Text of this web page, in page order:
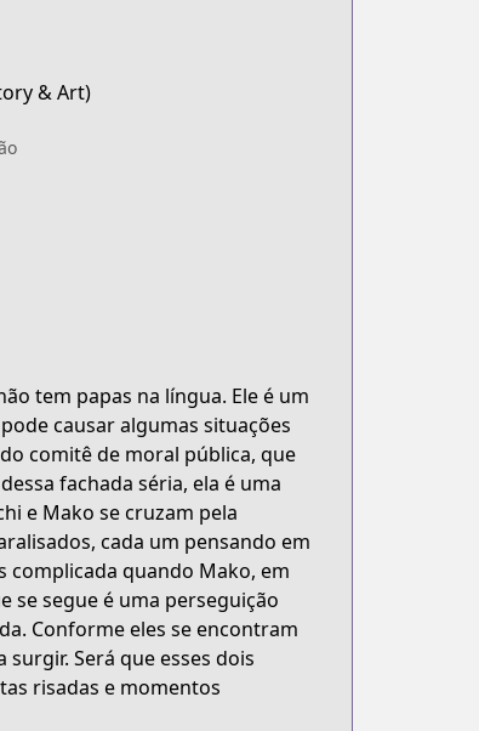
& Art)
tem papas na língua. Ele é um
causar algumas situações
comitê de moral pública, que
fachada séria, ela é uma
e Mako se cruzam pela
cada um pensando em
complicada quando Mako, em
se segue é uma perseguição
Conforme eles se encontram
Será que esses dois
risadas e momentos